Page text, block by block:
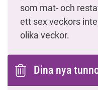
som mat- och
ett sex veckors
olika veckor.
Dina nya